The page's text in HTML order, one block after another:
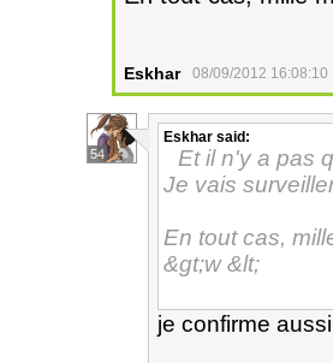
Eskhar 08/09/2012 16:08:10
54
Eskhar said:
Et il n'y a pas
Je vais
En tout cas,
&gt;w &lt;
je confirme